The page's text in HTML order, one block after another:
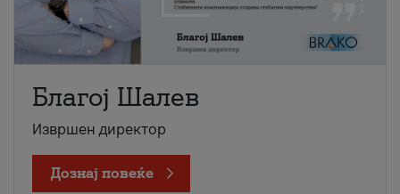
Благој Шалев
Извршен директор
Дознај повеќе